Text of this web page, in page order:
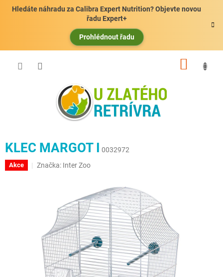
Hledáte náhradu za Calibra Expert Nutrition? Objevte novou
řadu Expert+
Prohlédnout řadu
KLEC MARGOT I 0032972
Akce Značka: Inter Zoo